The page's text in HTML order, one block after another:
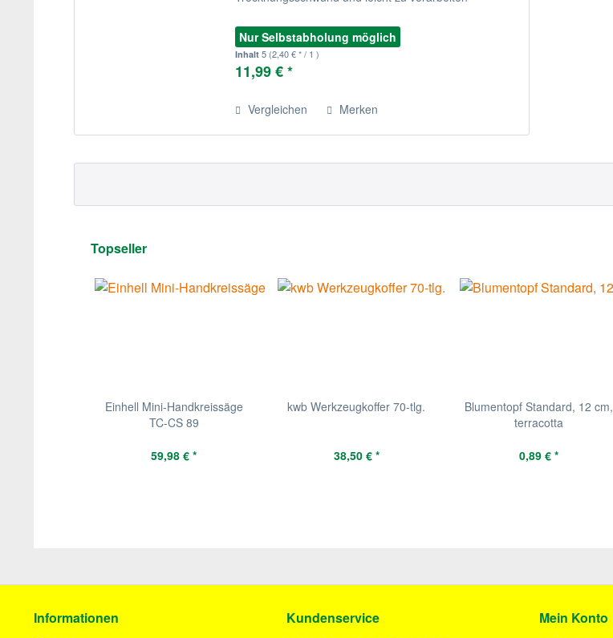
Nur Selbstabholung möglich
Inhalt5 (2,40 € * / 1 )
11,99 € *
Vergleichen Merken
Topseller
Einhell Mini-Handkreissäge
TC-CS 89
59,98 € *
kwb Werkzeugkoffer 70-tlg.
38,50 € *
Blumentopf Standard, 12 cm,
terracotta
0,89 € *
Informationen Kundenservice Mein Konto